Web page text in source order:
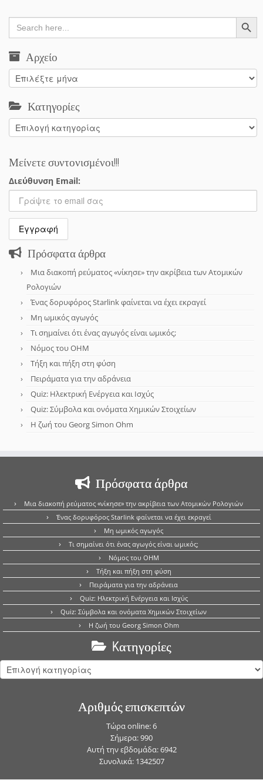
Search
for:
Search Button
Αρχείο
Αρχείο
Κατηγορίες
Κατηγορίες
Μείνετε συντονισμένοι!!!
Διεύθυνση Email:
Πρόσφατα άρθρα
Μια διακοπή ρεύματος «νίκησε» την ακρίβεια των Ατομικών
Ρολογιών
Ένας δορυφόρος Starlink φαίνεται να έχει εκραγεί
Μη ωμικός αγωγός
Τι σημαίνει ότι ένας αγωγός είναι ωμικός;
Νόμος του OHM
Τήξη και πήξη στη φύση
Πειράματα για την αδράνεια
Quiz: Ηλεκτρική Ενέργεια και Ισχύς
Quiz: Σύμβολα και ονόματα Χημικών Στοιχείων
Η ζωή του Georg Simon Ohm
Πρόσφατα άρθρα
Μια διακοπή ρεύματος «νίκησε» την ακρίβεια των Ατομικών Ρολογιών
Ένας δορυφόρος Starlink φαίνεται να έχει εκραγεί
Μη ωμικός αγωγός
Τι σημαίνει ότι ένας αγωγός είναι ωμικός;
Νόμος του OHM
Τήξη και πήξη στη φύση
Πειράματα για την αδράνεια
Quiz: Ηλεκτρική Ενέργεια και Ισχύς
Quiz: Σύμβολα και ονόματα Χημικών Στοιχείων
Η ζωή του Georg Simon Ohm
Kατηγορίες
Kατηγορίες
Αριθμός επισκεπτών
Τώρα online: 6
Σήμερα: 990
Αυτή την εβδομάδα: 6942
Συνολικά: 1342507